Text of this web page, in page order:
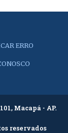
ERRO
Macapá - AP.
reservados